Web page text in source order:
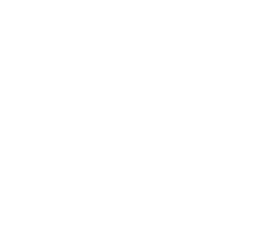
รองผล อันดับ1 การโพสต์ข
และดีที่สุด ไม่มีค่านายหน้า
ตัวจริง